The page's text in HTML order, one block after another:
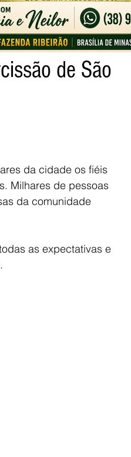
de São
da cidade os fiéis
Milhares de pessoas
da comunidade
as expectativas e